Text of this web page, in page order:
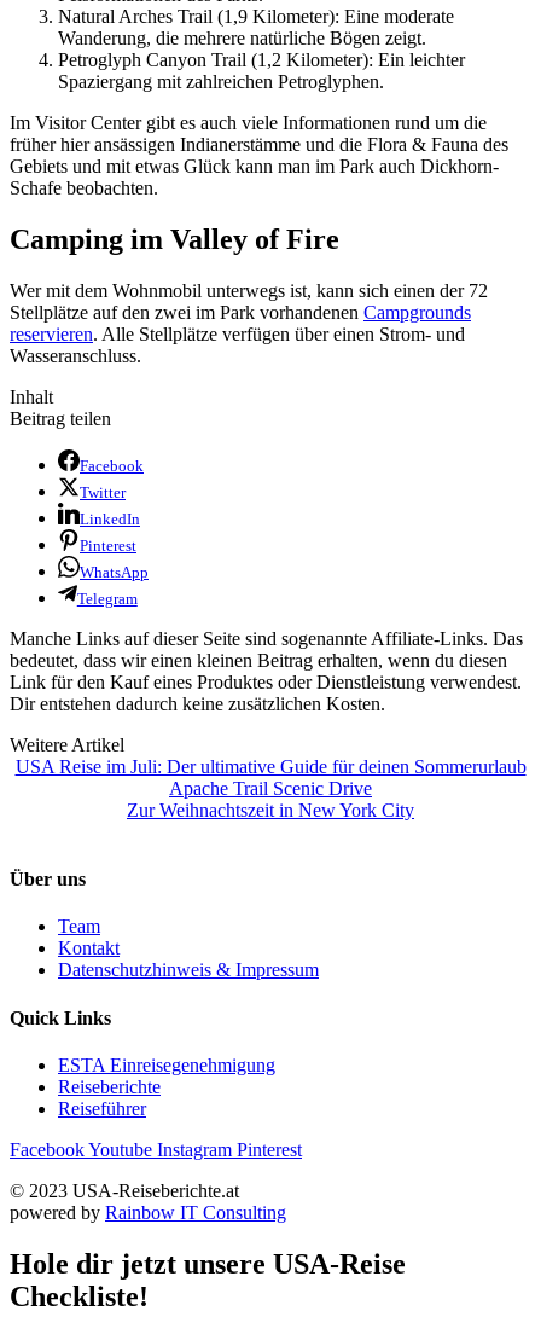
Natural Arches Trail (1,9 Kilometer): Eine moderate
Wanderung, die mehrere natürliche Bögen zeigt.
Petroglyph Canyon Trail (1,2 Kilometer): Ein leichter
Spaziergang mit zahlreichen Petroglyphen.
Im Visitor Center gibt es auch viele Informationen rund um die
früher hier ansässigen Indianerstämme und die Flora & Fauna des
Gebiets und mit etwas Glück kann man im Park auch Dickhorn-
Schafe beobachten.
Camping im Valley of Fire
Wer mit dem Wohnmobil unterwegs ist, kann sich einen der 72
Stellplätze auf den zwei im Park vorhandenen Campgrounds
reservieren. Alle Stellplätze verfügen über einen Strom- und
Wasseranschluss.
Inhalt
Beitrag teilen
Facebook
Twitter
LinkedIn
Pinterest
WhatsApp
Telegram
Manche Links auf dieser Seite sind sogenannte Affiliate-Links. Das
bedeutet, dass wir einen kleinen Beitrag erhalten, wenn du diesen
Link für den Kauf eines Produktes oder Dienstleistung verwendest.
Dir entstehen dadurch keine zusätzlichen Kosten.
Weitere Artikel
USA Reise im Juli: Der ultimative Guide für deinen Sommerurlaub
Apache Trail Scenic Drive
Zur Weihnachtszeit in New York City
Über uns
Team
Kontakt
Datenschutzhinweis & Impressum
Quick Links
ESTA Einreisegenehmigung
Reiseberichte
Reiseführer
FacebookYoutube Instagram Pinterest
© 2023 USA-Reiseberichte.at
powered by Rainbow IT Consulting
Hole dir jetzt unsere USA-Reise
Checkliste!